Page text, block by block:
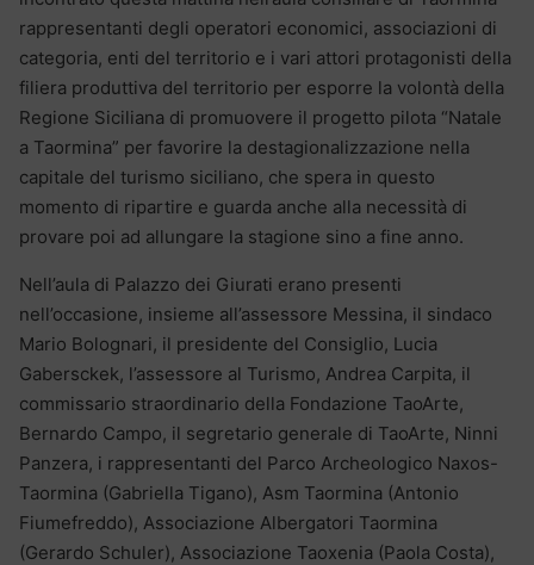
rappresentanti degli operatori economici, associazioni di
categoria, enti del territorio e i vari attori protagonisti della
filiera produttiva del territorio per esporre la volontà della
Regione Siciliana di promuovere il progetto pilota “Natale
a Taormina” per favorire la destagionalizzazione nella
capitale del turismo siciliano, che spera in questo
momento di ripartire e guarda anche alla necessità di
provare poi ad allungare la stagione sino a fine anno.
Nell’aula di Palazzo dei Giurati erano presenti
nell’occasione, insieme all’assessore Messina, il sindaco
Mario Bolognari, il presidente del Consiglio, Lucia
Gabersckek, l’assessore al Turismo, Andrea Carpita, il
commissario straordinario della Fondazione TaoArte,
Bernardo Campo, il segretario generale di TaoArte, Ninni
Panzera, i rappresentanti del Parco Archeologico Naxos-
Taormina (Gabriella Tigano), Asm Taormina (Antonio
Fiumefreddo), Associazione Albergatori Taormina
(Gerardo Schuler), Associazione Taoxenia (Paola Costa),